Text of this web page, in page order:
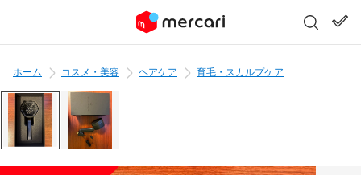
ホーム コスメ・美容 ヘアケア 育毛・スカルプケア